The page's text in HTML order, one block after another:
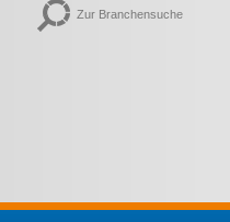
Zur Branchensuche